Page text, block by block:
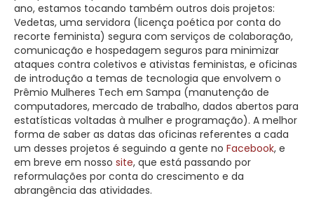
ano, estamos tocando também outros dois projetos:
Vedetas, uma servidora (licença poética por conta do
recorte feminista) segura com serviços de colaboração,
comunicação e hospedagem seguros para minimizar
ataques contra coletivos e ativistas feministas, e oficinas
de introdução a temas de tecnologia que envolvem o
Prêmio Mulheres Tech em Sampa (manutenção de
computadores, mercado de trabalho, dados abertos para
estatísticas voltadas à mulher e programação). A melhor
forma de saber as datas das oficinas referentes a cada
um desses projetos é seguindo a gente no Facebook, e
em breve em nosso site, que está passando por
reformulações por conta do crescimento e da
abrangência das atividades.